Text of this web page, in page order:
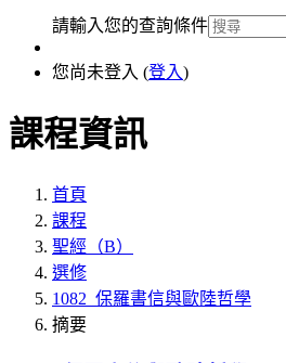
請輸入您的查詢條件
您尚未登入 (登入)
課程資訊
首頁
課程
聖經（B）
選修
1082_保羅書信與歐陸哲學
摘要